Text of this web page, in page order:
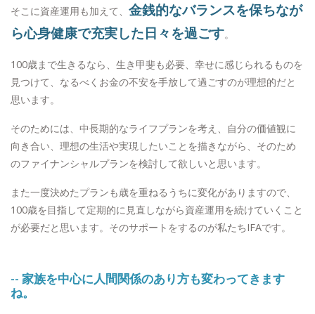
そこに資産運用も加えて、 金銭的なバランスを保ちなが
ら心身健康で充実した日々を過ごす。
100歳まで生きるなら、生き甲斐も必要、幸せに感じられるものを
見つけて、なるべくお金の不安を手放して過ごすのが理想的だと
思います。
そのためには、中長期的なライフプランを考え、自分の価値観に
向き合い、理想の生活や実現したいことを描きながら、そのため
のファイナンシャルプランを検討して欲しいと思います。
また一度決めたプランも歳を重ねるうちに変化がありますので、
100歳を目指して定期的に見直しながら資産運用を続けていくこと
が必要だと思います。そのサポートをするのが私たちIFAです。
-- 家族を中心に人間関係のあり方も変わってきます
ね。